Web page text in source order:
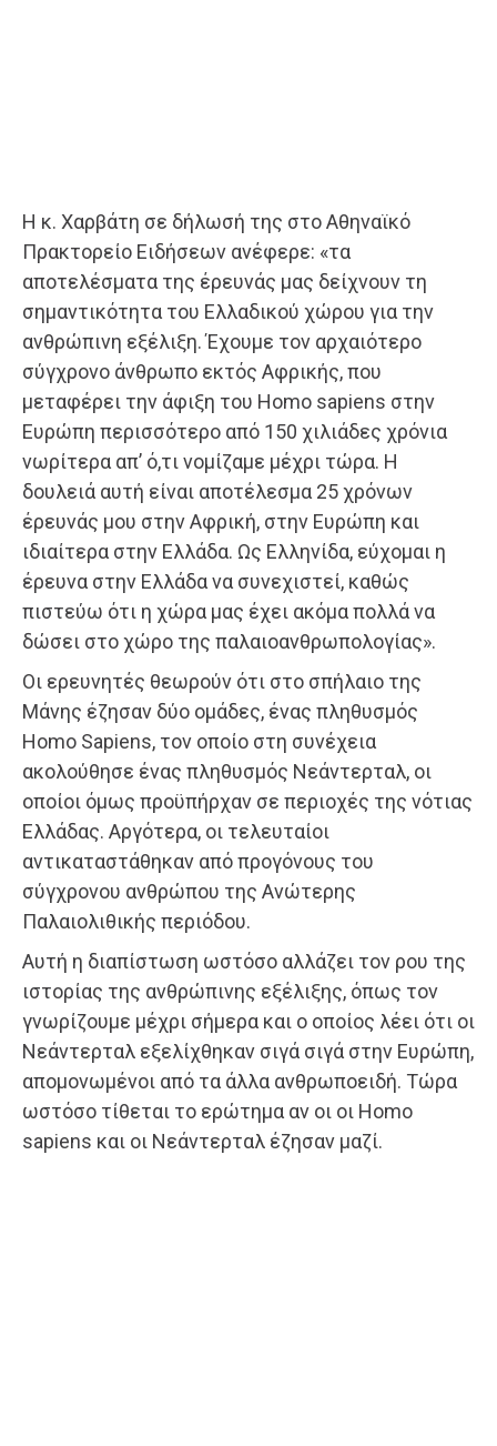
Η κ. Χαρβάτη σε δήλωσή της στο Αθηναϊκό
Πρακτορείο Ειδήσεων ανέφερε: «τα
αποτελέσματα της έρευνάς μας δείχνουν τη
σημαντικότητα του Ελλαδικού χώρου για την
ανθρώπινη εξέλιξη. Έχουμε τον αρχαιότερο
σύγχρονο άνθρωπο εκτός Αφρικής, που
μεταφέρει την άφιξη του Homo sapiens στην
Ευρώπη περισσότερο από 150 χιλιάδες χρόνια
νωρίτερα απ’ ό,τι νομίζαμε μέχρι τώρα. Η
δουλειά αυτή είναι αποτέλεσμα 25 χρόνων
έρευνάς μου στην Αφρική, στην Ευρώπη και
ιδιαίτερα στην Ελλάδα. Ως Ελληνίδα, εύχομαι η
έρευνα στην Ελλάδα να συνεχιστεί, καθώς
πιστεύω ότι η χώρα μας έχει ακόμα πολλά να
δώσει στο χώρο της παλαιοανθρωπολογίας».
Οι ερευνητές θεωρούν ότι στο σπήλαιο της
Μάνης έζησαν δύο ομάδες, ένας πληθυσμός
Homo Sapiens, τον οποίο στη συνέχεια
ακολούθησε ένας πληθυσμός Νεάντερταλ, οι
οποίοι όμως προϋπήρχαν σε περιοχές της νότιας
Ελλάδας. Αργότερα, οι τελευταίοι
αντικαταστάθηκαν από προγόνους του
σύγχρονου ανθρώπου της Ανώτερης
Παλαιολιθικής περιόδου.
Αυτή η διαπίστωση ωστόσο αλλάζει τον ρου της
ιστορίας της ανθρώπινης εξέλιξης, όπως τον
γνωρίζουμε μέχρι σήμερα και ο οποίος λέει ότι οι
Νεάντερταλ εξελίχθηκαν σιγά σιγά στην Ευρώπη,
απομονωμένοι από τα άλλα ανθρωποειδή. Τώρα
ωστόσο τίθεται το ερώτημα αν οι οι Homo
sapiens και οι Νεάντερταλ έζησαν μαζί.